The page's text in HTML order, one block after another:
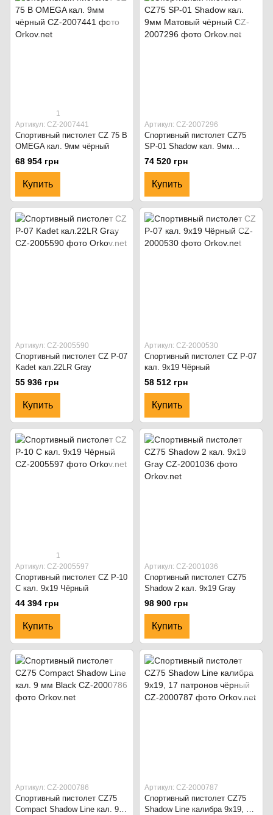
1
Артикул: CZ-2007441
Спортивный пистолет CZ 75 B
OMEGA кал. 9мм чёрный
68 954 грн
Купить
Артикул: CZ-2007296
Спортивный пистолет CZ75
SP-01 Shadow кал. 9мм
Матовый чёрный
74 520 грн
Купить
Артикул: CZ-2005590
Спортивный пистолет CZ P-07
Kadet кал.22LR Gray
55 936 грн
Купить
Артикул: CZ-2000530
Спортивный пистолет CZ P-07
кал. 9x19 Чёрный
58 512 грн
Купить
1
Артикул: CZ-2005597
Спортивный пистолет CZ P-10
C кал. 9x19 Чёрный
44 394 грн
Купить
Артикул: CZ-2001036
Спортивный пистолет CZ75
Shadow 2 кал. 9x19 Gray
98 900 грн
Купить
Артикул: CZ-2000786
Спортивный пистолет CZ75
Compact Shadow Line кал. 9
Артикул: CZ-2000787
Спортивный пистолет CZ75
Shadow Line калибра 9x19, 17